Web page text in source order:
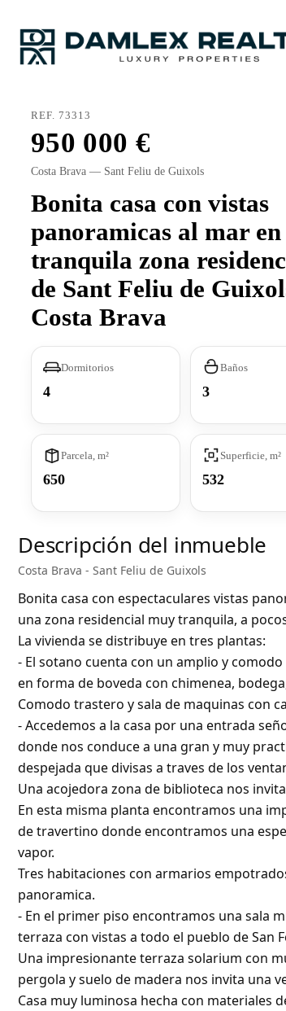
REF. 73313
950 000
Costa Brava — Sant Feliu de Guixols
Bonita casa con vistas
panoramicas al mar en
tranquila zona
de Sant Feliu de
Costa Brava
Dormitorios
4
Baños
3
Parcela, m²
650
Superficie, m²
532
Descripción del inmueble
Costa Brava - Sant Feliu de Guixols
Bonita casa con espectaculares vistas
una zona residencial muy tranquila, a
La vivienda se distribuye en tres plantas:
- El sotano cuenta con un amplio y
en forma de boveda con chimenea,
Comodo trastero y sala de maquinas con
- Accedemos a la casa por una entrada
donde nos conduce a una gran y muy
despejada que divisas a traves de los
Una acojedora zona de biblioteca nos
En esta misma planta encontramos una
de travertino donde encontramos una
vapor.
Tres habitaciones con armarios
panoramica.
- En el primer piso encontramos una sala
terraza con vistas a todo el pueblo de San
Una impresionante terraza solarium con
pergola y suelo de madera nos invita una
Casa muy luminosa hecha con materiales